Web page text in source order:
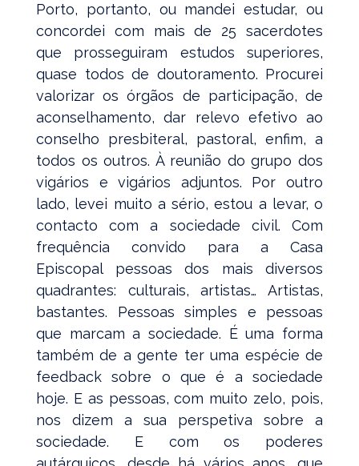
Porto, portanto, ou mandei estudar, ou
concordei com mais de 25 sacerdotes
que prosseguiram estudos superiores,
quase todos de doutoramento. Procurei
valorizar os órgãos de participação, de
aconselhamento, dar relevo efetivo ao
conselho presbiteral, pastoral, enfim, a
todos os outros. À reunião do grupo dos
vigários e vigários adjuntos. Por outro
lado, levei muito a sério, estou a levar, o
contacto com a sociedade civil. Com
frequência convido para a Casa
Episcopal pessoas dos mais diversos
quadrantes: culturais, artistas… Artistas,
bastantes. Pessoas simples e pessoas
que marcam a sociedade. É uma forma
também de a gente ter uma espécie de
feedback sobre o que é a sociedade
hoje. E as pessoas, com muito zelo, pois,
nos dizem a sua perspetiva sobre a
sociedade. E com os poderes